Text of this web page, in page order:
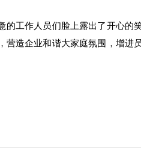
工作人员们脸上露出了开心的
造企业和谐大家庭氛围，增进